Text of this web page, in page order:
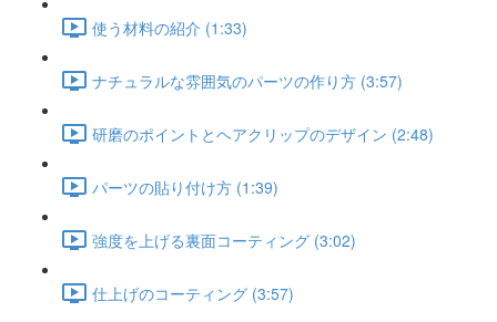
使う材料の紹介 (1:33)
ナチュラルな雰囲気のパーツの作り方 (3:57)
研磨のポイントとヘアクリップのデザイン (2:48)
パーツの貼り付け方 (1:39)
強度を上げる裏面コーティング (3:02)
仕上げのコーティング (3:57)